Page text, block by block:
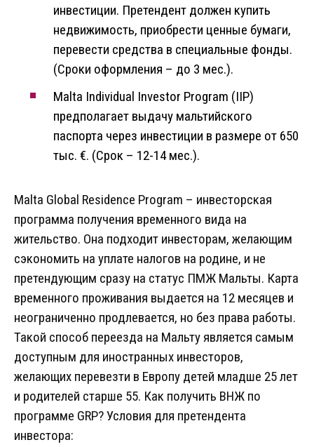
инвестиции. Претендент должен купить
недвижимость, приобрести ценные бумаги,
перевести средства в специальные фонды.
(Сроки оформления – до 3 мес.).
Malta Individual Investor Program (IIP)
предполагает выдачу мальтийского
паспорта через инвестиции в размере от 650
тыс. €. (Срок – 12-14 мес.).
Malta Global Residence Program – инвесторская
программа получения временного вида на
жительство. Она подходит инвесторам, желающим
сэкономить на уплате налогов на родине, и не
претендующим сразу на статус ПМЖ Мальты. Карта
временного проживания выдается на 12 месяцев и
неограниченно продлевается, но без права работы.
Такой способ переезда на Мальту является самым
доступным для иностранных инвесторов,
желающих перевезти в Европу детей младше 25 лет
и родителей старше 55. Как получить ВНЖ по
программе GRP? Условия для претендента
инвестора: